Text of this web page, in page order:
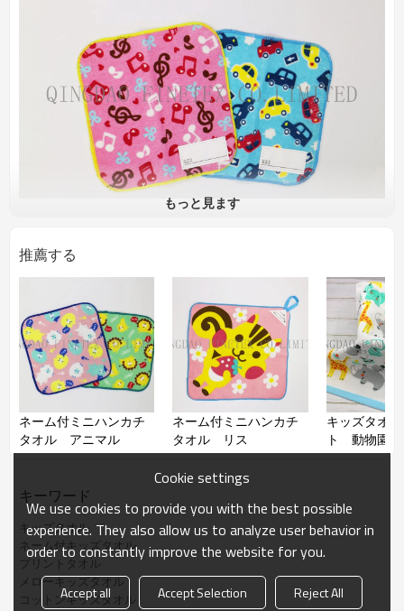
加工
サイズ
約15*15㎝
コメント
パイルにシャーリング加工をする
ことで、滑らかでベロアのような
質感を持ちます。可愛いプリント
を入り、裏に名前書きスペースも
あり、お子さんに人気がありま
す。
サイズ、柄などはご希望より作れ
ます。ОEM可能
もっと見ます
推薦する
ネーム付ミニハンカチ
タオル アニマル
ネーム付ミニハンカチ
タオル リス
キッズタオ
ト 動物園
キーワード
キッズタオル
ネーム付キッズタオル
プリントタオル
メローキッズタオル
コットンキッズタオル
Cookie settings
We use cookies to provide you with the best possible
experience. They also allow us to analyze user behavior in
order to constantly improve the website for you.
Accept all Accept Selection Reject All